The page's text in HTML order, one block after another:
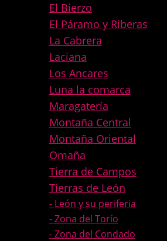
El Bierzo
El Páramo y Riberas
La Cabrera
Laciana
Los Ancares
Luna la comarca
Maragatería
Montaña Central
Montaña Oriental
Omaña
Tierra de Campos
Tierras de León
- León y su periferia
- Zona del Torío
- Zona del Condado